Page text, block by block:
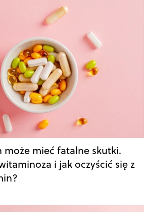
może mieć fatalne skutki.
i jak oczyścić się z